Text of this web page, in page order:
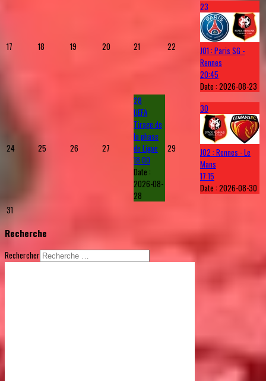
17 18 19 20 21 22
23
J01 : Paris SG -
Rennes
20:45
Date :2026-08-23
24 25 26 27
28
UEFA
Tirage de
la phase
de Ligue
18:00
Date :
2026-08-
28
29
30
J02 : Rennes - Le
Mans
17:15
Date :2026-08-30
31
Recherche
Rechercher